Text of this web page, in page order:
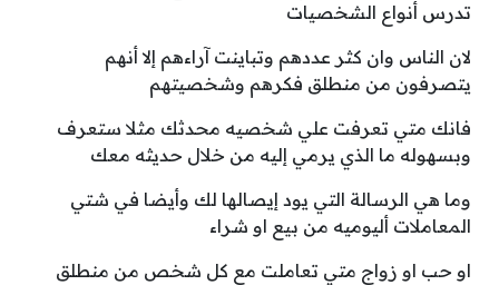
تدرس أنواع الشخصيات
لان الناس وان كثر عددهم وتباينت آراءهم إلا أنهم
يتصرفون من منطلق فكرهم وشخصيتهم
فانك متي تعرفت علي شخصيه محدثك مثلا ستعرف
وبسهوله ما الذي يرمي إليه من خلال حديثه معك
وما هي الرسالة التي يود إيصالها لك وأيضا في شتي
المعاملات أليوميه من بيع او شراء
او حب او زواج متي تعاملت مع كل شخص من منطلق